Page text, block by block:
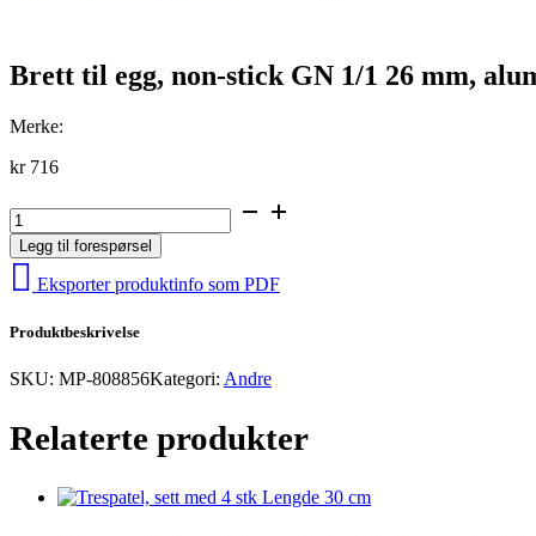
Brett til egg, non-stick GN 1/1 26 mm,
Merke:
kr716
Brett
til
egg,
non-
stick
1/1
mm,
Legg til forespørsel
Eksporter produktinfo som PDF
Produktbeskrivelse
SKU: MP-808856Kategori: Andre
Relaterte produkter